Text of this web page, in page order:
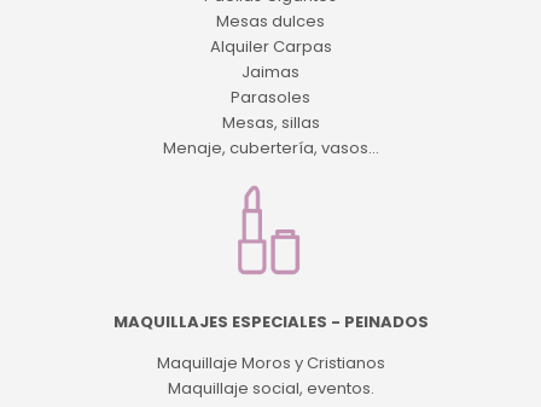
Mesas dulces
Alquiler Carpas
Jaimas
Parasoles
Mesas, sillas
Menaje, cubertería, vasos...
MAQUILLAJES ESPECIALES - PEINADOS
Maquillaje Moros y Cristianos
Maquillaje social, eventos.